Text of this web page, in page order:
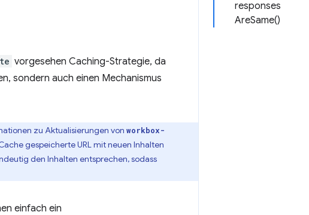
responses
AreSame()
vorgesehen Caching-Strategie, da
sondern auch einen Mechanismus
zu Aktualisierungen von workbox-
gespeicherte URL mit neuen Inhalten
den Inhalten entsprechen, sodass
einfach ein